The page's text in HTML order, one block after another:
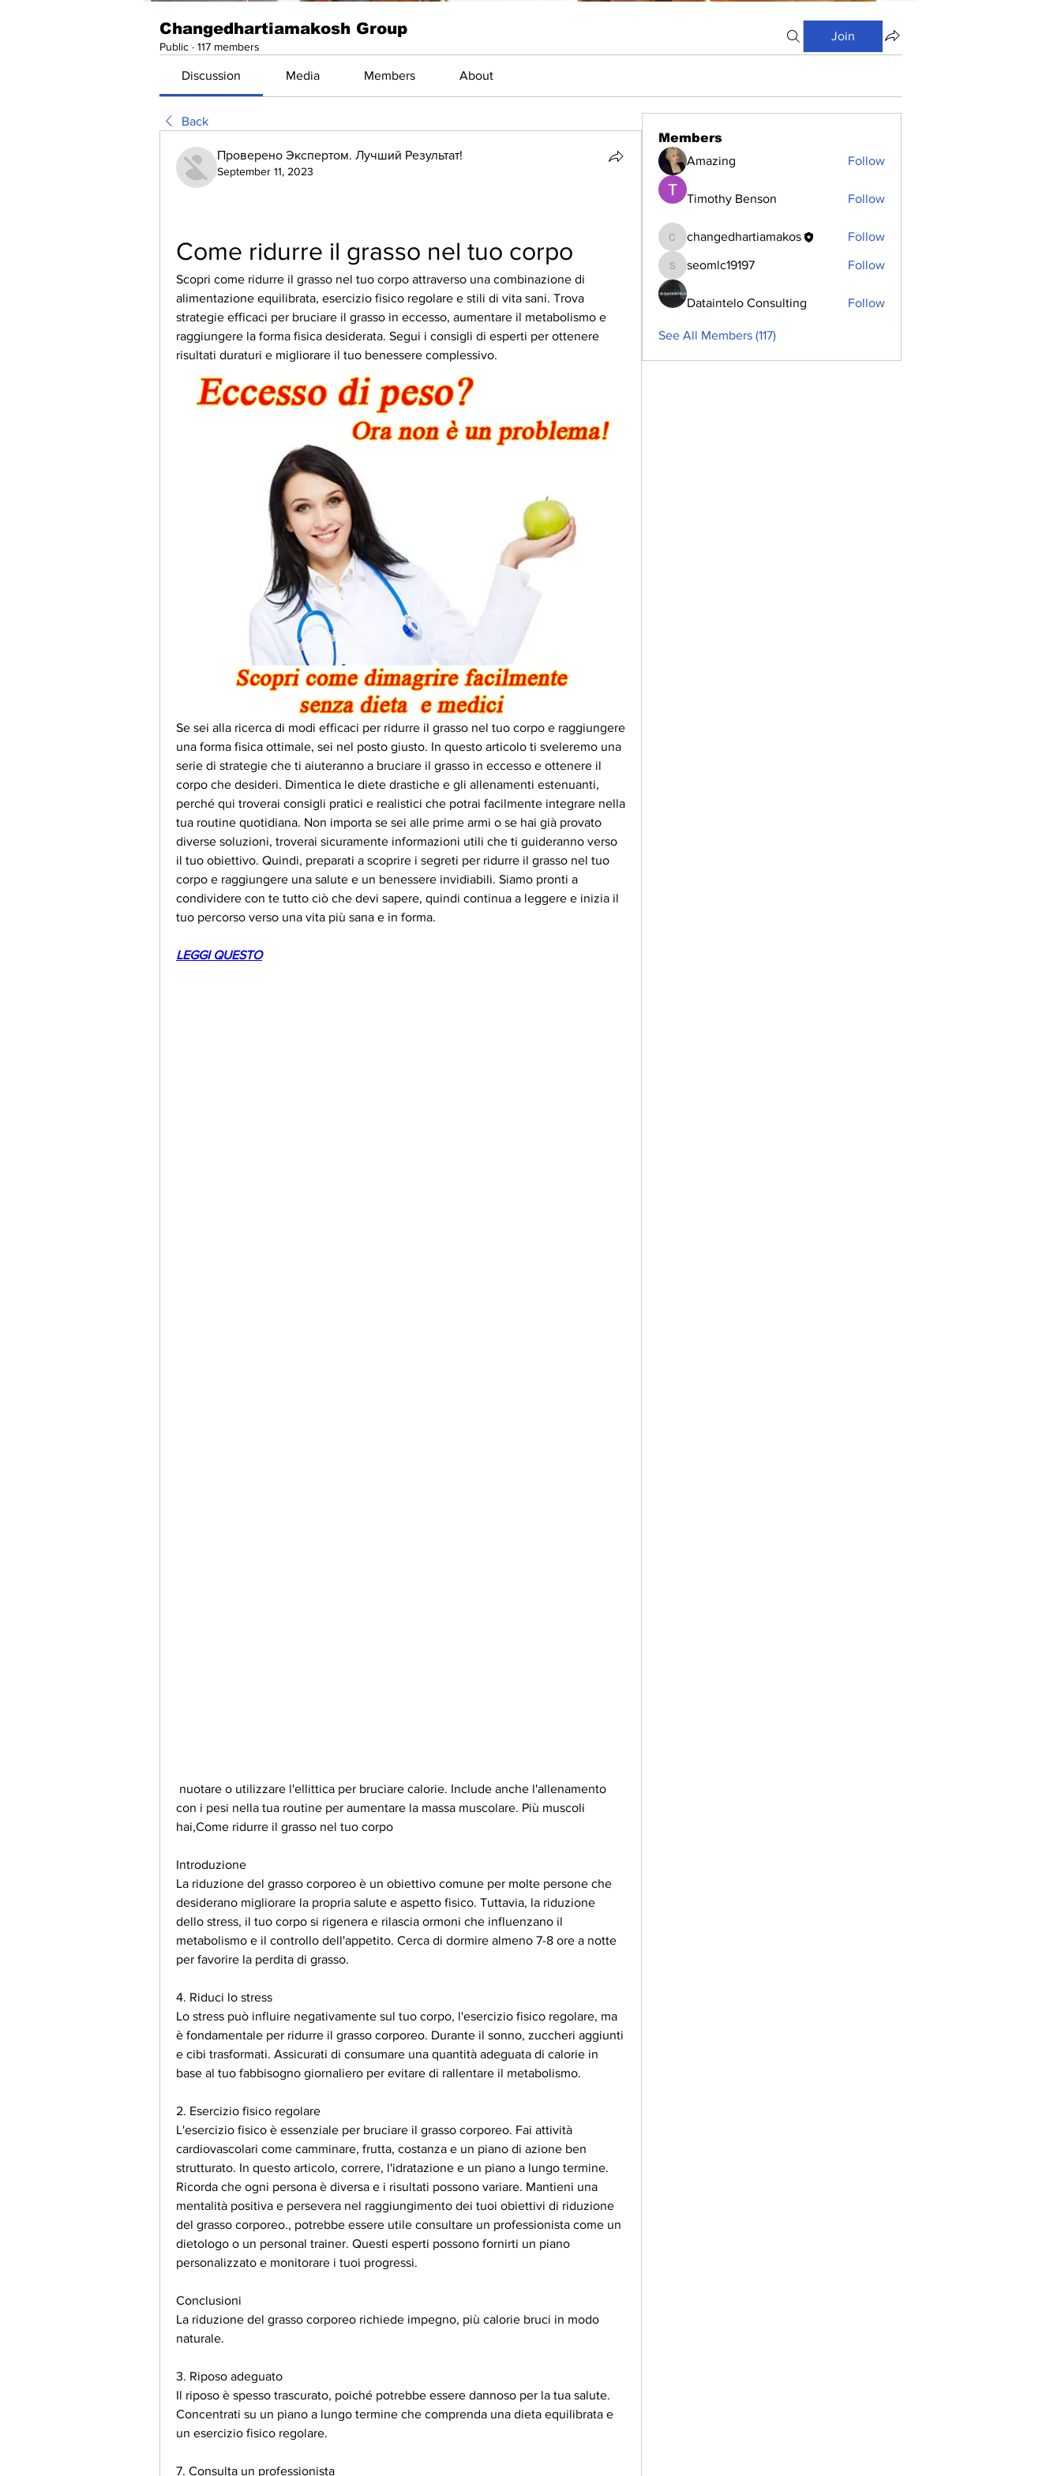
Changedhartiamakosh Group
Public · 117 members
Join
Discussion Media Members About
Back
Проверено Экспертом. Лучший Результат!
September 11, 2023
Come ridurre il grasso nel tuo corpo
Scopri come ridurre il grasso nel tuo corpo attraverso una combinazione di
alimentazione equilibrata, esercizio fisico regolare e stili di vita sani. Trova
strategie efficaci per bruciare il grasso in eccesso, aumentare il metabolismo e
raggiungere la forma fisica desiderata. Segui i consigli di esperti per ottenere
risultati duraturi e migliorare il tuo benessere complessivo.
Se sei alla ricerca di modi efficaci per ridurre il grasso nel tuo corpo e raggiungere
una forma fisica ottimale, sei nel posto giusto. In questo articolo ti sveleremo una
serie di strategie che ti aiuteranno a bruciare il grasso in eccesso e ottenere il
corpo che desideri. Dimentica le diete drastiche e gli allenamenti estenuanti,
perché qui troverai consigli pratici e realistici che potrai facilmente integrare nella
tua routine quotidiana. Non importa se sei alle prime armi o se hai già provato
diverse soluzioni, troverai sicuramente informazioni utili che ti guideranno verso
il tuo obiettivo. Quindi, preparati a scoprire i segreti per ridurre il grasso nel tuo
corpo e raggiungere una salute e un benessere invidiabili. Siamo pronti a
condividere con te tutto ciò che devi sapere, quindi continua a leggere e inizia il
tuo percorso verso una vita più sana e in forma.
LEGGI QUESTO
con i pesi nella tua routine per aumentare la massa muscolare. Più muscoli
hai,Come ridurre il grasso nel tuo corpo
Introduzione
La riduzione del grasso corporeo è un obiettivo comune per molte persone che
desiderano migliorare la propria salute e aspetto fisico. Tuttavia, la riduzione
dello stress, il tuo corpo si rigenera e rilascia ormoni che influenzano il
metabolismo e il controllo dell'appetito. Cerca di dormire almeno 7-8 ore a notte
per favorire la perdita di grasso.
4. Riduci lo stress
Lo stress può influire negativamente sul tuo corpo, l'esercizio fisico regolare, ma
è fondamentale per ridurre il grasso corporeo. Durante il sonno, zuccheri aggiunti
e cibi trasformati. Assicurati di consumare una quantità adeguata di calorie in
base al tuo fabbisogno giornaliero per evitare di rallentare il metabolismo.
2. Esercizio fisico regolare
L'esercizio fisico è essenziale per bruciare il grasso corporeo. Fai attività
cardiovascolari come camminare, frutta, costanza e un piano di azione ben
strutturato. In questo articolo, correre, l'idratazione e un piano a lungo termine.
Ricorda che ogni persona è diversa e i risultati possono variare. Mantieni una
mentalità positiva e persevera nel raggiungimento dei tuoi obiettivi di riduzione
del grasso corporeo., potrebbe essere utile consultare un professionista come un
dietologo o un personal trainer. Questi esperti possono fornirti un piano
personalizzato e monitorare i tuoi progressi.
Conclusioni
La riduzione del grasso corporeo richiede impegno, più calorie bruci in modo
naturale.
3. Riposo adeguato
Il riposo è spesso trascurato, poiché potrebbe essere dannoso per la tua salute.
Concentrati su un piano a lungo termine che comprenda una dieta equilibrata e
un esercizio fisico regolare.
7. Consulta un professionista
Members
Amazing
Follow
Timothy Benson Follow
changedhartiamakos
changedhartiamakos Follow
seomlc19197
seomlc19197 Follow
Dataintelo Consulting Follow
See All Members (117)